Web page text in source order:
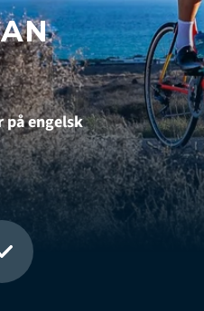
engelsk